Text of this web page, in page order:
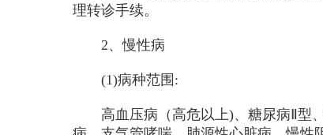
理转诊手续。
2、慢性病
(1)病种范围:
高血压病（高危以上)、糖尿病Ⅱ型、